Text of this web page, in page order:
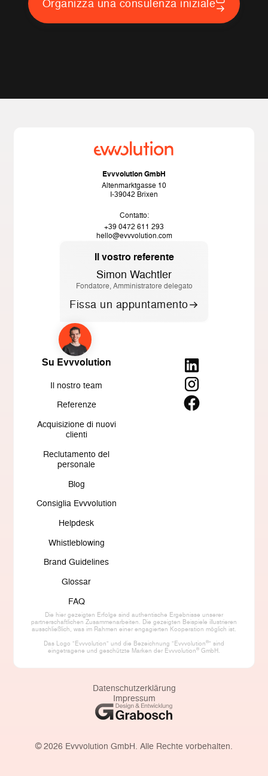
Organizza una consulenza iniziale
Evvvolution GmbH
Altenmarktgasse 10
I-39042 Brixen
Contatto:
+39 0472 611 293
hello@evvvolution.com
Il vostro referente
Simon Wachtler
Fondatore, Amministratore delegato
Fissa un appuntamento
Su Evvvolution
Il nostro team
Referenze
Acquisizione di nuovi
clienti
Reclutamento del
personale
Blog
Consiglia Evvvolution
Helpdesk
Whistleblowing
Brand Guidelines
Glossar
FAQ
Die hier gezeigten Erfolge sind authentische Ergebnisse unserer
partnerschaftlichen Zusammenarbeiten. Die gezeigten Beispiele illustrieren
ausschließlich, was im Rahmen einer engagierten Kooperation möglich ist.
Das Logo "Evvvolution" und die Bezeichnung "Evvvolution®" sind
eingetragene und geschützte Marken der Evvvolution® GmbH.
©2026 Evvvolution GmbH. Alle Rechte vorbehalten.
Datenschutzerklärung
Impressum